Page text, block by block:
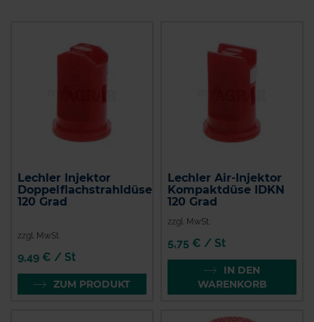
Lechler Injektor
Doppelflachstrahldüse
120 Grad
zzgl. MwSt.
9,49 € / St
ZUM PRODUKT
Lechler Air-Injektor
Kompaktdüse IDKN
120 Grad
zzgl. MwSt.
5,75 € / St
IN DEN
WARENKORB